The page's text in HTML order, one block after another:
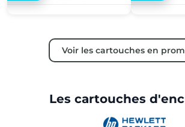
Voir les cartouches en
Les cartouches